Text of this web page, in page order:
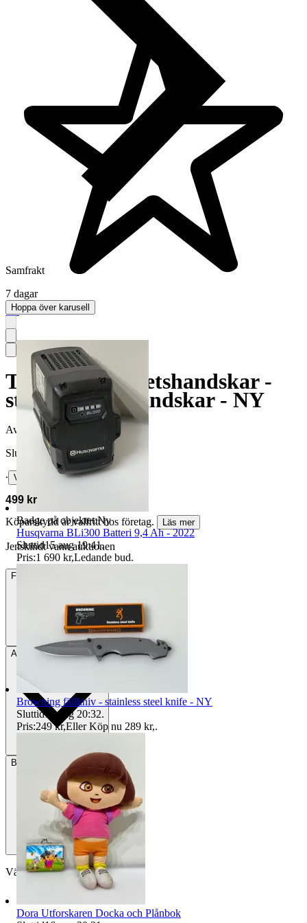
5.0
Tegera 295 arbetshandskar -
str 9 - vinter handskar - NY
Avslutad 15 jul 19:50
Slutpris
∙ Visa bud
499 kr
Köparskydd är valfritt hos företag.
Läs mer
Jenskindt vann auktionen
Frakt
AvhämtningLit, Sverige
Betalning Via Tradera
Välj till köparskydd
Samfrakt
7 dagar
Hoppa över karusell
Badge på objektet:Ny
Husqvarna BLi300 Batteri 9,4 Ah - 2022
Sluttid15 aug 19:41.
Pris:1 690 kr,Ledande bud.
Browning fällkniv - stainless steel knife - NY
Sluttid15 aug 20:32.
Pris:249 kr,Eller Köp nu 289 kr,.
Dora Utforskaren Docka och Plånbok